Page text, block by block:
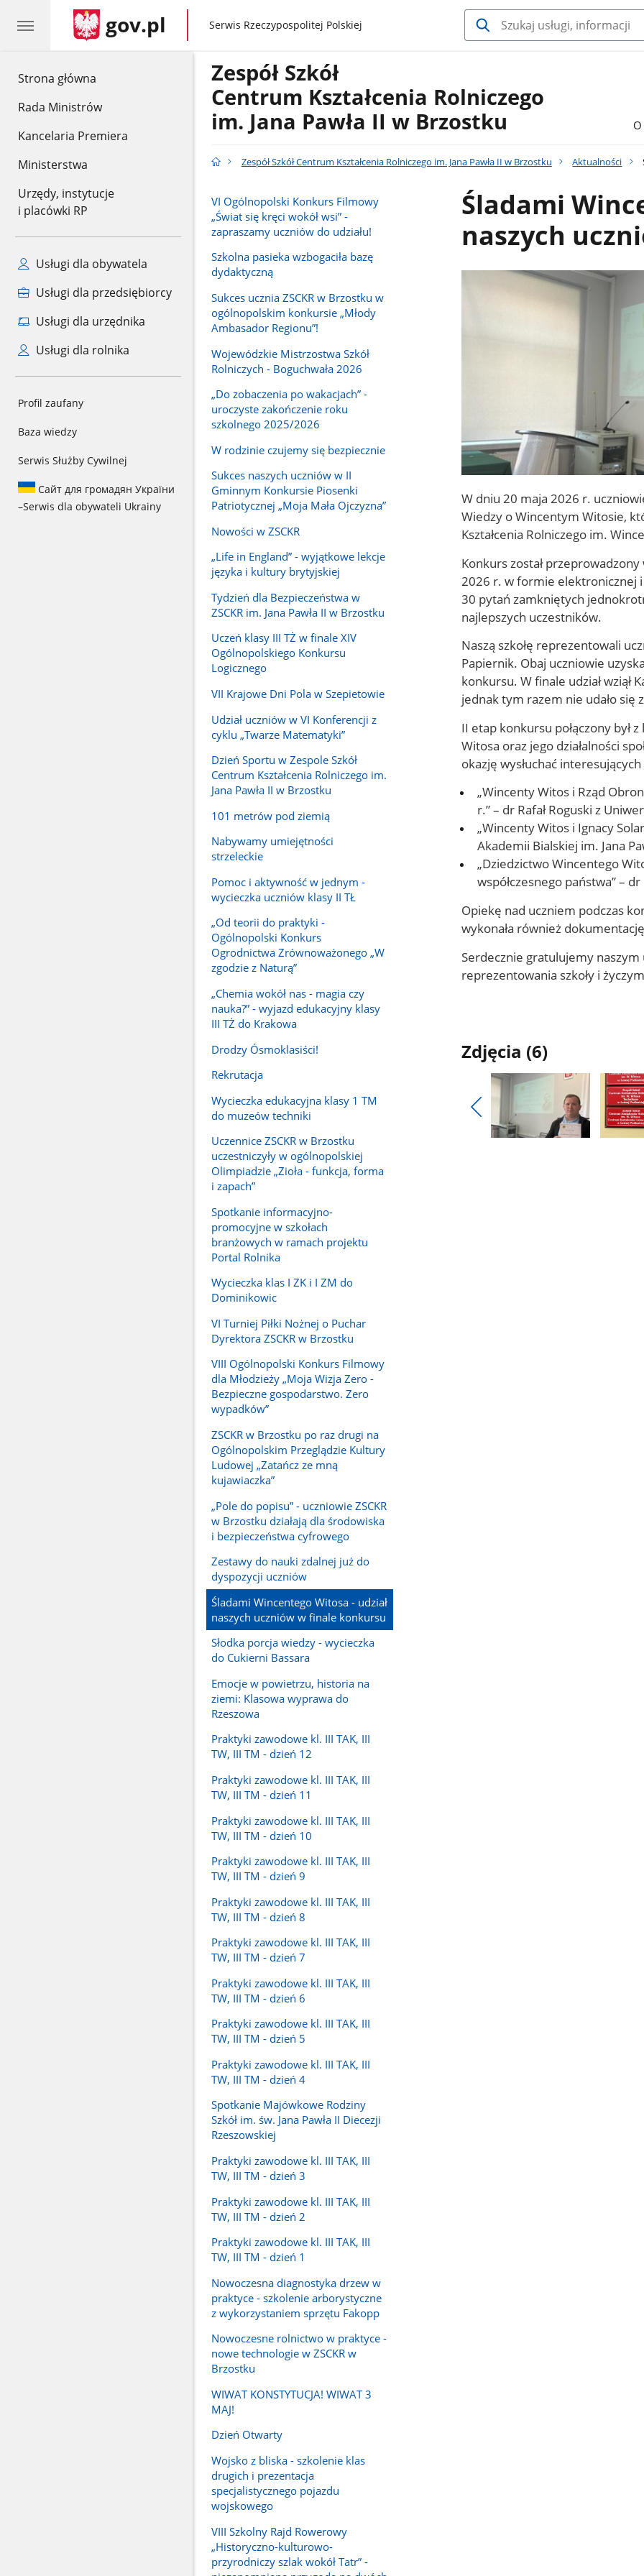
Strona główna
Rada Ministrów
Kancelaria Premiera
Ministerstwa
Urzędy, instytucje
i placówki RP
Usługi dla obywatela
Usługi dla przedsiębiorcy
Usługi dla urzędnika
Usługi dla rolnika
Profil zaufany
Baza wiedzy
Serwis Służby Cywilnej
Сайт для громадян України
–Serwis dla obywateli Ukrainy
gov.pl gov.pl
Serwis Rzeczypospolitej Polskiej
Zespół Szkół
Centrum Kształcenia Rolniczego
im. Jana Pawła II w Brzostku
Zespół Szkół Centrum Kształcenia Rolniczego im. Jana Pawła II w Brzostku Aktualności
VI Ogólnopolski Konkurs Filmowy
„Świat się kręci wokół wsi” -
zapraszamy uczniów do udziału!
Szkolna pasieka wzbogaciła bazę
dydaktyczną
Sukces ucznia ZSCKR w Brzostku w
ogólnopolskim konkursie „Młody
Ambasador Regionu”!
Wojewódzkie Mistrzostwa Szkół
Rolniczych - Boguchwała 2026
„Do zobaczenia po wakacjach” -
uroczyste zakończenie roku
szkolnego 2025/2026
W rodzinie czujemy się bezpiecznie
Sukces naszych uczniów w II
Gminnym Konkursie Piosenki
Patriotycznej „Moja Mała Ojczyzna”
Nowości w ZSCKR
„Life in England” - wyjątkowe lekcje
języka i kultury brytyjskiej
Tydzień dla Bezpieczeństwa w
ZSCKR im. Jana Pawła II w Brzostku
Uczeń klasy III TŻ w finale XIV
Ogólnopolskiego Konkursu
Logicznego
VII Krajowe Dni Pola w Szepietowie
Udział uczniów w VI Konferencji z
cyklu „Twarze Matematyki”
Dzień Sportu w Zespole Szkół
Centrum Kształcenia Rolniczego im.
Jana Pawła II w Brzostku
101 metrów pod ziemią
Nabywamy umiejętności
strzeleckie
Pomoc i aktywność w jednym -
wycieczka uczniów klasy II TŁ
„Od teorii do praktyki -
Ogólnopolski Konkurs
Ogrodnictwa Zrównoważonego „W
zgodzie z Naturą”
„Chemia wokół nas - magia czy
nauka?” - wyjazd edukacyjny klasy
III TŻ do Krakowa
Drodzy Ósmoklasiści!
Rekrutacja
Wycieczka edukacyjna klasy 1 TM
do muzeów techniki
Uczennice ZSCKR w Brzostku
uczestniczyły w ogólnopolskiej
Olimpiadzie „Zioła - funkcja, forma
i zapach”
Spotkanie informacyjno-
promocyjne w szkołach
branżowych w ramach projektu
Portal Rolnika
Wycieczka klas I ZK i I ZM do
Dominikowic
VI Turniej Piłki Nożnej o Puchar
Dyrektora ZSCKR w Brzostku
VIII Ogólnopolski Konkurs Filmowy
dla Młodzieży „Moja Wizja Zero -
Bezpieczne gospodarstwo. Zero
wypadków”
ZSCKR w Brzostku po raz drugi na
Ogólnopolskim Przeglądzie Kultury
Ludowej „Zatańcz ze mną
kujawiaczka”
„Pole do popisu” - uczniowie ZSCKR
w Brzostku działają dla środowiska
i bezpieczeństwa cyfrowego
Zestawy do nauki zdalnej już do
dyspozycji uczniów
Śladami Wincentego Witosa - udział
naszych uczniów w finale konkursu
Słodka porcja wiedzy - wycieczka
do Cukierni Bassara
Emocje w powietrzu, historia na
ziemi: Klasowa wyprawa do
Rzeszowa
Praktyki zawodowe kl. III TAK, III
TW, III TM - dzień 12
Praktyki zawodowe kl. III TAK, III
TW, III TM - dzień 11
Praktyki zawodowe kl. III TAK, III
TW, III TM - dzień 10
Praktyki zawodowe kl. III TAK, III
TW, III TM - dzień 9
Praktyki zawodowe kl. III TAK, III
TW, III TM - dzień 8
Praktyki zawodowe kl. III TAK, III
TW, III TM - dzień 7
Praktyki zawodowe kl. III TAK, III
TW, III TM - dzień 6
Praktyki zawodowe kl. III TAK, III
TW, III TM - dzień 5
Praktyki zawodowe kl. III TAK, III
TW, III TM - dzień 4
Spotkanie Majówkowe Rodziny
Szkół im. św. Jana Pawła II Diecezji
Rzeszowskiej
Praktyki zawodowe kl. III TAK, III
TW, III TM - dzień 3
Praktyki zawodowe kl. III TAK, III
TW, III TM - dzień 2
Praktyki zawodowe kl. III TAK, III
TW, III TM - dzień 1
Nowoczesna diagnostyka drzew w
praktyce - szkolenie arborystyczne
z wykorzystaniem sprzętu Fakopp
Nowoczesne rolnictwo w praktyce -
nowe technologie w ZSCKR w
Brzostku
WIWAT KONSTYTUCJA! WIWAT 3
MAJ!
Dzień Otwarty
Wojsko z bliska - szkolenie klas
drugich i prezentacja
specjalistycznego pojazdu
wojskowego
VIII Szkolny Rajd Rowerowy
„Historyczno-kulturowo-
przyrodniczy szlak wokół Tatr” -
Śladami
naszych
W dniu 20 maja 2026 r.
Wiedzy o Wincentym Witosie,
Kształcenia Rolniczego im.
Konkurs został
2026 r. w formie elektronicznej i
30 pytań zamkniętych
najlepszych uczestników.
Naszą szkołę reprezentowali
Papiernik. Obaj uczniowie
konkursu. W finale udział wziął
jednak tym razem nie udało się
II etap konkursu połączony był
Witosa oraz jego działalności
okazję wysłuchać interesujących
„Wincenty Witos i Rząd
r.” – dr Rafał Roguski z
„Wincenty Witos i Ignacy
Akademii Bialskiej im. Jana
„Dziedzictwo Wincentego
współczesnego państwa” –
Opiekę nad uczniem podczas
wykonała również
Serdecznie gratulujemy
reprezentowania szkoły i
Zdjęcia (6)
Pokaż
poprzednie